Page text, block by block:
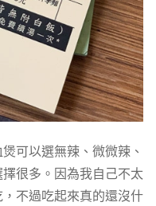
可以選無辣、微微辣、
很多。因為我自己不太
不過吃起來真的還沒什